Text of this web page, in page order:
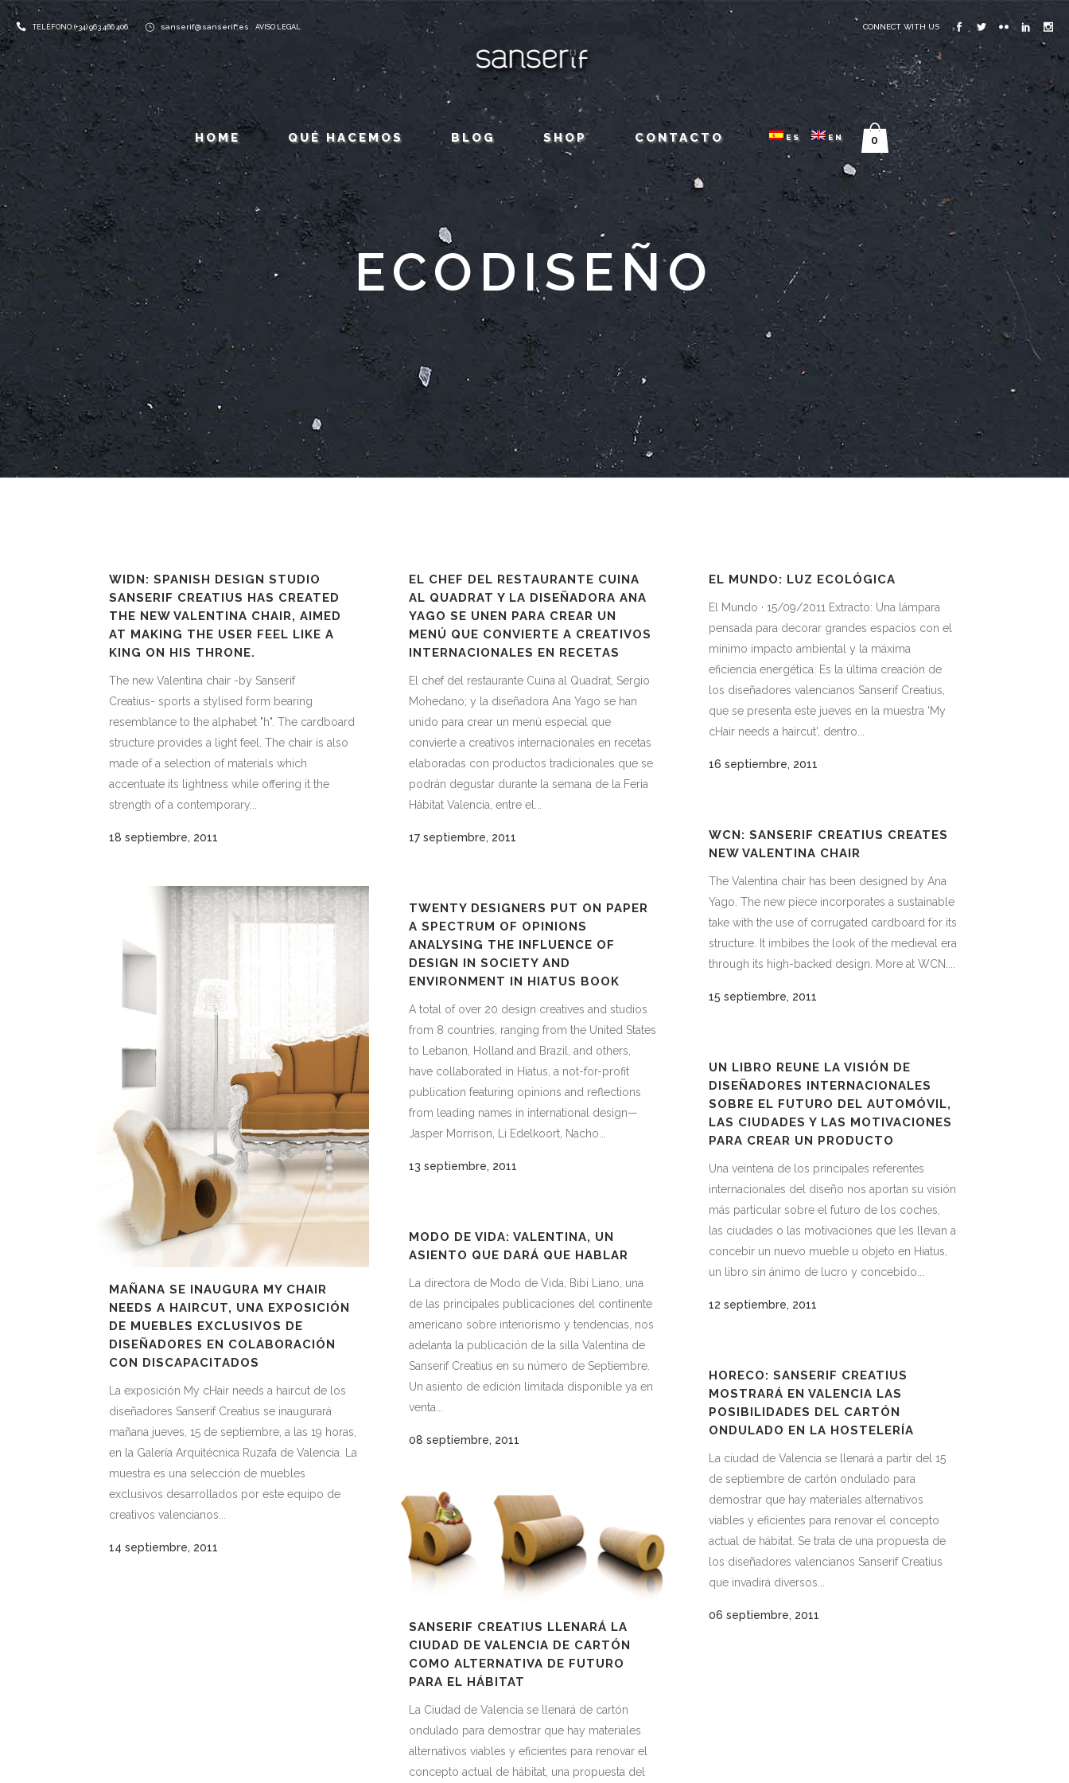
TELÉFONO: (+34) 963 466 406 sanserif@sanserif.es AVISO LEGAL CONNECT WITH US
HOME QUÉ HACEMOS BLOG SHOP CONTACTO ES EN 0
ECODISEÑO
WIDN: SPANISH DESIGN STUDIO
SANSERIF CREATIUS HAS CREATED
THE NEW VALENTINA CHAIR, AIMED
AT MAKING THE USER FEEL LIKE A
KING ON HIS THRONE.
The new Valentina chair -by Sanserif
Creatius- sports a stylised form bearing
resemblance to the alphabet "h". The cardboard
structure provides a light feel. The chair is also
made of a selection of materials which
accentuate its lightness while offering it the
strength of a contemporary...
18 septiembre, 2011
EL CHEF DEL RESTAURANTE CUINA
AL QUADRAT Y LA DISEÑADORA ANA
YAGO SE UNEN PARA CREAR UN
MENÚ QUE CONVIERTE A CREATIVOS
INTERNACIONALES EN RECETAS
El chef del restaurante Cuina al Quadrat, Sergio
Mohedano; y la diseñadora Ana Yago se han
unido para crear un menú especial que
convierte a creativos internacionales en recetas
elaboradas con productos tradicionales que se
podrán degustar durante la semana de la Feria
Hábitat Valencia, entre el...
17 septiembre, 2011
EL MUNDO: LUZ ECOLÓGICA
El Mundo · 15/09/2011 Extracto: Una lámpara
pensada para decorar grandes espacios con el
mínimo impacto ambiental y la máxima
eficiencia energética. Es la última creación de
los diseñadores valencianos Sanserif Creatius,
que se presenta este jueves en la muestra 'My
cHair needs a haircut', dentro...
16 septiembre, 2011
WCN: SANSERIF CREATIUS CREATES
NEW VALENTINA CHAIR
The Valentina chair has been designed by Ana
Yago. The new piece incorporates a sustainable
take with the use of corrugated cardboard for its
structure. It imbibes the look of the medieval era
through its high-backed design. More at WCN....
15 septiembre, 2011
MAÑANA SE INAUGURA MY CHAIR
NEEDS A HAIRCUT, UNA EXPOSICIÓN
DE MUEBLES EXCLUSIVOS DE
DISEÑADORES EN COLABORACIÓN
CON DISCAPACITADOS
La exposición My cHair needs a haircut de los
diseñadores Sanserif Creatius se inaugurará
mañana jueves, 15 de septiembre, a las 19 horas,
en la Galería Arquitécnica Ruzafa de Valencia. La
muestra es una selección de muebles
exclusivos desarrollados por este equipo de
creativos valencianos...
14 septiembre, 2011
TWENTY DESIGNERS PUT ON PAPER
A SPECTRUM OF OPINIONS
ANALYSING THE INFLUENCE OF
DESIGN IN SOCIETY AND
ENVIRONMENT IN HIATUS BOOK
A total of over 20 design creatives and studios
from 8 countries, ranging from the United States
to Lebanon, Holland and Brazil, and others,
have collaborated in Hiatus, a not-for-profit
publication featuring opinions and reflections
from leading names in international design—
Jasper Morrison, Li Edelkoort, Nacho...
13 septiembre, 2011
UN LIBRO REUNE LA VISIÓN DE
DISEÑADORES INTERNACIONALES
SOBRE EL FUTURO DEL AUTOMÓVIL,
LAS CIUDADES Y LAS MOTIVACIONES
PARA CREAR UN PRODUCTO
Una veintena de los principales referentes
internacionales del diseño nos aportan su visión
más particular sobre el futuro de los coches,
las ciudades o las motivaciones que les llevan a
concebir un nuevo mueble u objeto en Hiatus,
un libro sin ánimo de lucro y concebido...
12 septiembre, 2011
MODO DE VIDA: VALENTINA, UN
ASIENTO QUE DARÁ QUE HABLAR
La directora de Modo de Vida, Bibi Liano, una
de las principales publicaciones del continente
americano sobre interiorismo y tendencias, nos
adelanta la publicación de la silla Valentina de
Sanserif Creatius en su número de Septiembre.
Un asiento de edición limitada disponible ya en
venta...
08 septiembre, 2011
HORECO: SANSERIF CREATIUS
MOSTRARÁ EN VALENCIA LAS
POSIBILIDADES DEL CARTÓN
ONDULADO EN LA HOSTELERÍA
La ciudad de Valencia se llenará a partir del 15
de septiembre de cartón ondulado para
demostrar que hay materiales alternativos
viables y eficientes para renovar el concepto
actual de hábitat. Se trata de una propuesta de
los diseñadores valencianos Sanserif Creatius
que invadirá diversos...
06 septiembre, 2011
SANSERIF CREATIUS LLENARÁ LA
CIUDAD DE VALENCIA DE CARTÓN
COMO ALTERNATIVA DE FUTURO
PARA EL HÁBITAT
La Ciudad de Valencia se llenará de cartón
ondulado para demostrar que hay materiales
alternativos viables y eficientes para renovar el
concepto actual de hábitat, una propuesta del